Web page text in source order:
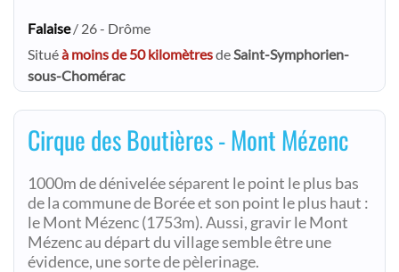
Falaise/ 26 - Drôme
Situéà moins de 50 kilomètresde Saint-Symphorien-
sous-Chomérac
Cirque des Boutières - Mont Mézenc
1000m de dénivelée séparent le point le plus bas
de la commune de Borée et son point le plus haut :
le Mont Mézenc (1753m). Aussi, gravir le Mont
Mézenc au départ du village semble être une
évidence, une sorte de pèlerinage.